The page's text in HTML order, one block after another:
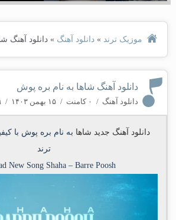
موزیک ترند » دانلود آهنگ » دانلود آهنگ
دانلود آهنگ شاها به نام بره پوش
دانلود آهنگ / ۰ کامنت / ۱۵ بهمن ۱۴۰۳ /
دانلود آهنگ جدید شاها به نام بره پوش با
ترند
New Song Shaha– Barre Poosh